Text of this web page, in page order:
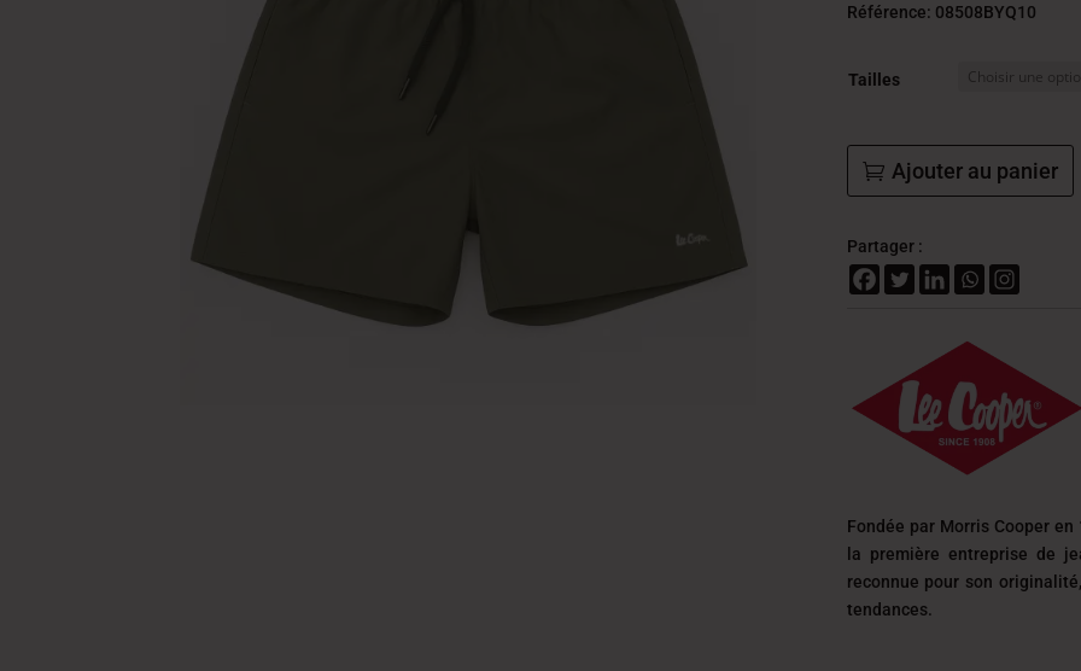
Référence: 08508BYQ10
Tailles
Ajouter au panier
Partager :
Fondée par Morris Cooper en
la première entreprise de
reconnue pour son
tendances.